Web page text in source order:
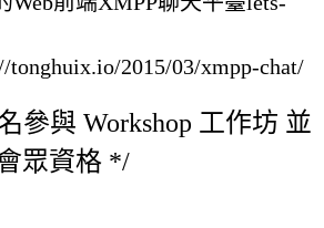
2015/03/xmpp-chat/
參與 Workshop 工作坊 並
眾資格 */